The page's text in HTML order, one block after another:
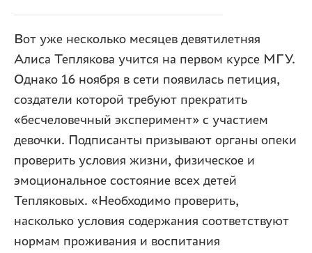
Вот уже несколько месяцев девятилетняя
Алиса Теплякова учится на первом курсе МГУ.
Однако 16 ноября в сети появилась петиция,
создатели которой требуют прекратить
«бесчеловечный эксперимент» с участием
девочки. Подписанты призывают органы опеки
проверить условия жизни, физическое и
эмоциональное состояние всех детей
Тепляковых. «Необходимо проверить,
насколько условия содержания соответствуют
нормам проживания и воспитания